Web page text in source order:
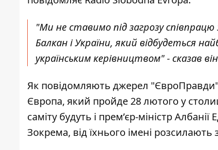
"Ми не ставимо під загрозу співпрацю
Балкан і України, який відбудеться
українським керівництвом" - сказав
Як повідомляють джерел
Європа, який пройде 28 лютого у
саміту будуть і прем’єр-міністр
Зокрема, від їхнього імені